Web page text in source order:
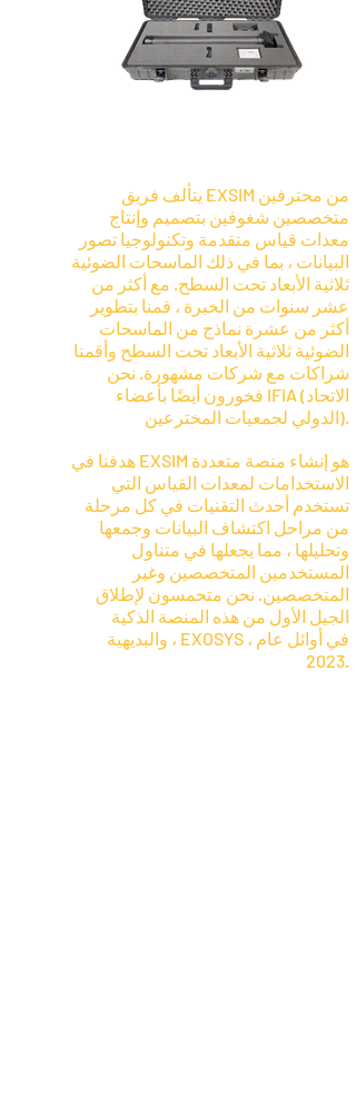
يتألف فريق EXSIM من محترفين
متخصصين شغوفين بتصميم وإنتاج
معدات قياس متقدمة وتكنولوجيا تصور
البيانات ، بما في ذلك الماسحات الضوئية
ثلاثية الأبعاد تحت السطح. مع أكثر من
عشر سنوات من الخبرة ، قمنا بتطوير
أكثر من عشرة نماذج من الماسحات
الضوئية ثلاثية الأبعاد تحت السطح وأقمنا
شراكات مع شركات مشهورة. نحن
فخورون أيضًا بأعضاء IFIA (الاتحاد
الدولي لجمعيات المخترعين).
هدفنا في EXSIM هو إنشاء منصة متعددة
الاستخدامات لمعدات القياس التي
تستخدم أحدث التقنيات في كل مرحلة
من مراحل اكتشاف البيانات وجمعها
وتحليلها ، مما يجعلها في متناول
المستخدمين المتخصصين وغير
المتخصصين. نحن متحمسون لإطلاق
الجيل الأول من هذه المنصة الذكية
والبديهية ، EXOSYS ، في أوائل عام
2023.